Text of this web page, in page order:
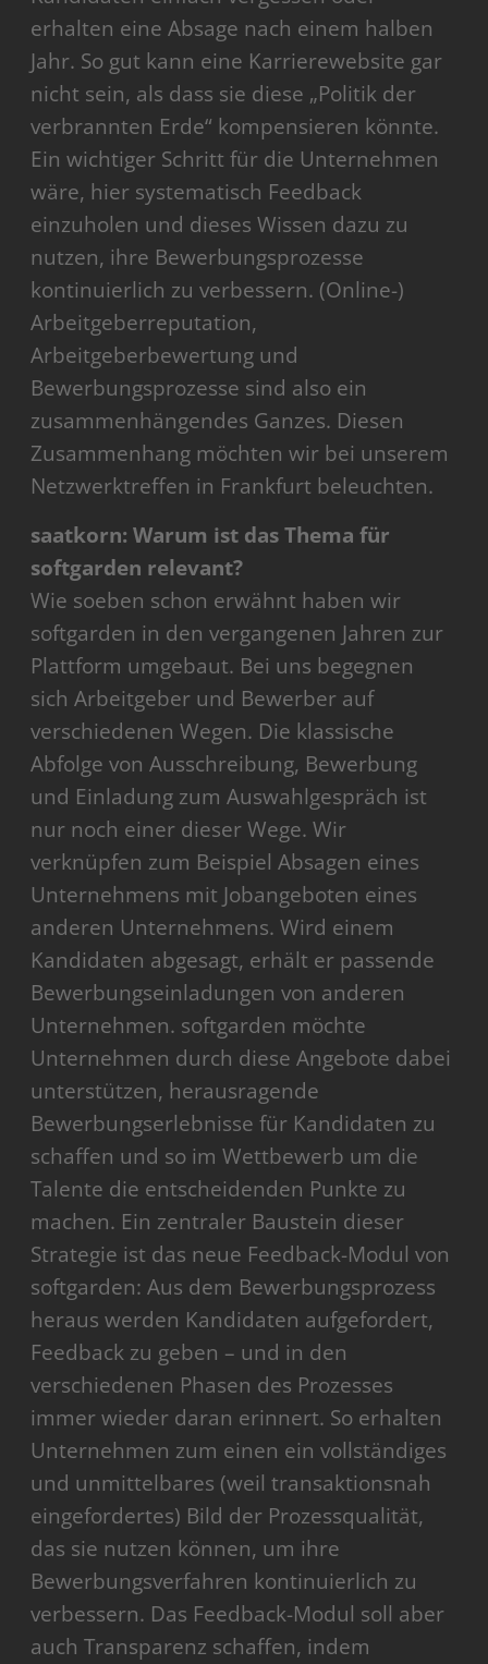
erhalten eine Absage nach einem halben
Jahr. So gut kann eine Karrierewebsite gar
nicht sein, als dass sie diese „Politik der
verbrannten Erde“ kompensieren könnte.
Ein wichtiger Schritt für die Unternehmen
wäre, hier systematisch Feedback
einzuholen und dieses Wissen dazu zu
nutzen, ihre Bewerbungsprozesse
kontinuierlich zu verbessern. (Online-)
Arbeitgeberreputation,
Arbeitgeberbewertung und
Bewerbungsprozesse sind also ein
zusammenhängendes Ganzes. Diesen
Zusammenhang möchten wir bei unserem
Netzwerktreffen in Frankfurt beleuchten.
saatkorn: Warum ist das Thema für
softgarden relevant?
Wie soeben schon erwähnt haben wir
softgarden in den vergangenen Jahren zur
Plattform umgebaut. Bei uns begegnen
sich Arbeitgeber und Bewerber auf
verschiedenen Wegen. Die klassische
Abfolge von Ausschreibung, Bewerbung
und Einladung zum Auswahlgespräch ist
nur noch einer dieser Wege. Wir
verknüpfen zum Beispiel Absagen eines
Unternehmens mit Jobangeboten eines
anderen Unternehmens. Wird einem
Kandidaten abgesagt, erhält er passende
Bewerbungseinladungen von anderen
Unternehmen. softgarden möchte
Unternehmen durch diese Angebote dabei
unterstützen, herausragende
Bewerbungserlebnisse für Kandidaten zu
schaffen und so im Wettbewerb um die
Talente die entscheidenden Punkte zu
machen. Ein zentraler Baustein dieser
Strategie ist das neue Feedback-Modul von
softgarden: Aus dem Bewerbungsprozess
heraus werden Kandidaten aufgefordert,
Feedback zu geben – und in den
verschiedenen Phasen des Prozesses
immer wieder daran erinnert. So erhalten
Unternehmen zum einen ein vollständiges
und unmittelbares (weil transaktionsnah
eingefordertes) Bild der Prozessqualität,
das sie nutzen können, um ihre
Bewerbungsverfahren kontinuierlich zu
verbessern. Das Feedback-Modul soll aber
auch Transparenz schaffen, indem